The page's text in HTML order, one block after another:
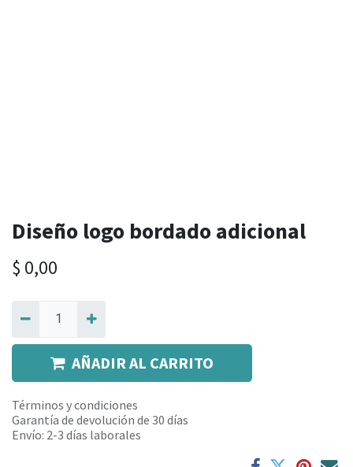
Diseño logo bordado adicional
$ 0,00
AÑADIR AL CARRITO
Términos y condiciones
Garantía de devolución de 30 días
Envío: 2-3 días laborales